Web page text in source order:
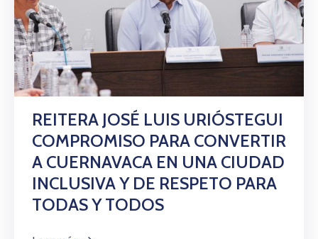
REITERA JOSÉ LUIS URIÓSTEGUI
COMPROMISO PARA CONVERTIR
A CUERNAVACA EN UNA CIUDAD
INCLUSIVA Y DE RESPETO PARA
TODAS Y TODOS